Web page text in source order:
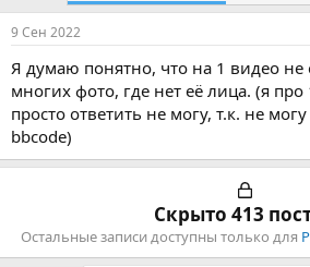
9 Сен 2022
Я думаю понятно, что на 1 видео не
многих фото, где нет её лица. (я
просто ответить не могу, т.к. не
bbcode)
Скрыто 413
Остальные записи доступны только для